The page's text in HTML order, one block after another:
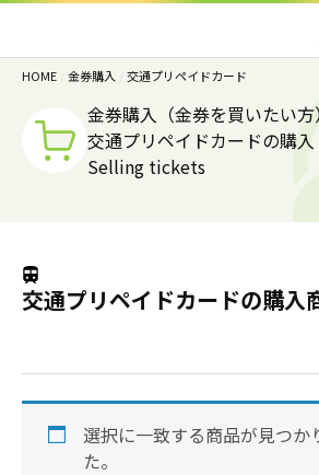
TOP
金券買取（金券を売りたい方）
切手
株主優待券
JAL・ANA航空券（株主優待券）
切手
JAL・ANA航空券
株主優待券
お客様の声
会社情報
店舗情報
HOME 金券購入 交通プリペイドカード
金券購入（金券を買いたい方）
交通プリペイドカードの購入
Selling tickets
交通プリペイドカードの購入
選択に一致する商品が見つか
た。